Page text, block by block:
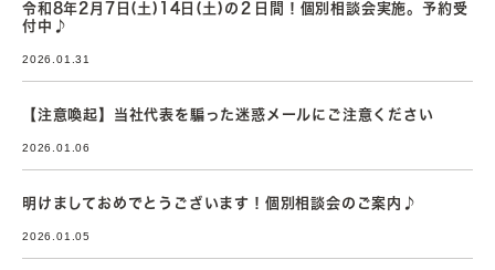
令和8年2月7日(土)14日(土)の２日間！個別相談会実施。予約受
付中♪
2026.01.31
【注意喚起】当社代表を騙った迷惑メールにご注意ください
2026.01.06
明けましておめでとうございます！個別相談会のご案内♪
2026.01.05